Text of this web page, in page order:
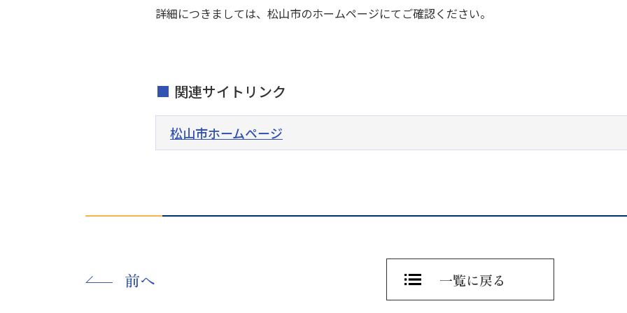
詳細につきましては、松山市のホームページにてご確認ください。
関連サイトリンク
松山市ホームページ
前へ 一覧に戻る